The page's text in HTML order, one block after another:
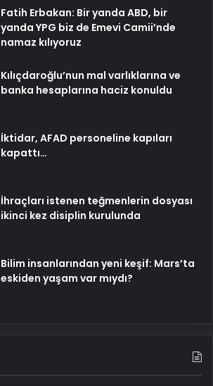
Fatih Erbakan: Bir yanda ABD, bir
yanda YPG biz de Emevi Camii’nde
namaz kılıyoruz
Kılıçdaroğlu’nun mal varlıklarına ve
banka hesaplarına haciz konuldu
İktidar, AFAD personeline kapıları
kapattı…
İhraçları istenen teğmenlerin dosyası
ikinci kez disiplin kurulunda
Bilim insanlarından yeni keşif: Mars’ta
eskiden yaşam var mıydı?